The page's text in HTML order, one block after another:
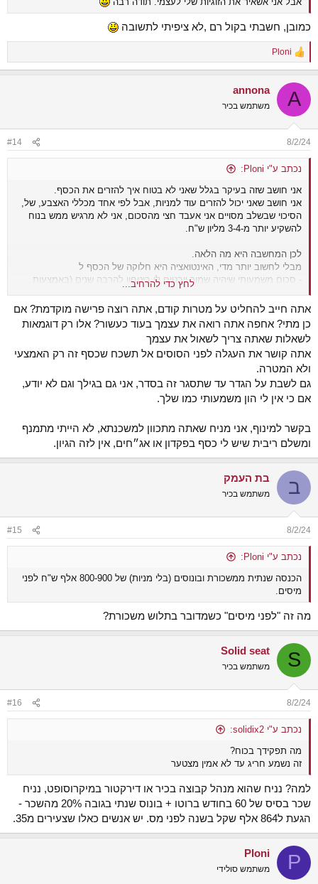
כמובן, חשבתי בקול רם ,לא ציפיתי לתשובה
R
e
c
i
s
:
Ploni
A
annona
משתמש בכיר
8/2/24
#14
נכתב ע"י Ploni:
אני חושב שזה בעיקר בגלל שאני לא בטוח איך להזרים את הכסף.
אני חושב שאני יכול להזרים עוד למניות, אבל לפי אחד מכללי האצבע, של,
הסיכוי שבשלב מסויים אני אעבד חצי מהסכום, אני לא מרגיש ממש בנוח
להשקיע יותר מ-3-4 מליון ש"ח.
לכן המחשבה היא מה הלאה.
מבלי לחשוב יותר מדי, האינטואציה היא חלוקה של הכסף ל
- סכום משמעותי שיהיה שמור ויבטיח לי ביטחון להרבה שנים (באמצעות
- נדלן מניב בארץ
- נדלן מניב בחול (מנוהל בלי התעסקות)
- מניות לרבות מניות דיבידנד (בשביל לכפות מימוש הון)
המחשבה הזו היא מכיוון:
1. תשאיר לי הצמדה לדירות בישראל והכנסה בשקלים
2. הכנסה דולרית ומט"חית ממקום אחר
3. קרן ביטחון משמעותית שתעזור לי להיות רגוע בתקופות קשות וגם בשביל
להשתחרר בחיים ואולי לשנות כיוון.
אבל זה רק מחשבה זריזה שיש לי עכשיו אחרי כתיבת התגובות האחרונות
ומחשבות שהיו לי בראש בתקופה האחרונה.
אני לא יודע אם או לא להתפנף, אם יש אפשרויות אחרות, מה החלוקה
בינהם, וכו'.
לחץ כדי להרחיב...
אתה חייב להחליט על מטרות קודם, אתה רוצה פרישה מוקדמת? אם
כן מתי? אחפה אתה רואה את עצמך בעוד כעשור? אלו רק דוגמאות
לשאלות שאתה צריך לשאול את עצמך
אתה קושר את העגלה לפני הסוסים אל תשכח שכסף זה רק האמצעי
ולא המטרה.
גם לשבת על הגדר עד שתסגר זה בסדר, אני גם בגילך וגם לא יודע,
אם כי אין לי הון משמעותי כמו שלך.
בקשר למינוף, אני מניח שאתה מתכוון למשכנתא, לא הייתי מתמנף
ומשלם ריבית שיש לי כסף בפקדון או אג״חים, אין לזה הגיון.
ב בת העמק
משתמש בכיר
8/2/24
#15
נכתב ע"י Ploni:
הכנסה שנתית ממשכורת ובונוסים (בלי מניות) של 800-900 אלף ש"ח לפני
מיסים.
מה זה "לפני מיסים" כשמדובר בתלוש משכורת?
S
Solid seat
משתמש בכיר
8/2/24
#16
נכתב ע"י solidix2:
מה תפקידך בכוח?
זה נשמע חריג עד לא אמין מצטער
למה? נניח שהוא מנהל קבוצה בכיר או דירקטור במיקרוסופט, נניח
שכר בסיס של 60 בחודש ברוטו + בונוס שנתי בגובה 20% מהשכר -
הגעת ל864 אלף שקל בשנה לפני מס. יש אנשים כאלו שצעירים מ35.
P
Ploni
משתמש סולידי